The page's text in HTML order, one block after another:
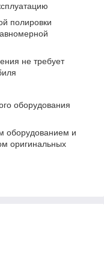
полировки
не требует
оборудования
оборудованием и
оригинальных